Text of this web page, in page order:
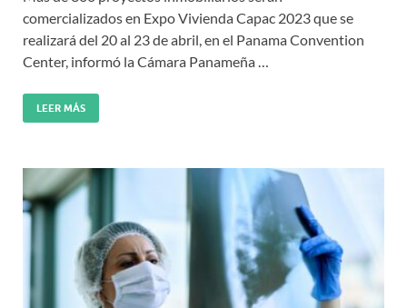
comercializados en Expo Vivienda Capac 2023 que se
realizará del 20 al 23 de abril, en el Panama Convention
Center, informó la Cámara Panameña …
LEER MÁS